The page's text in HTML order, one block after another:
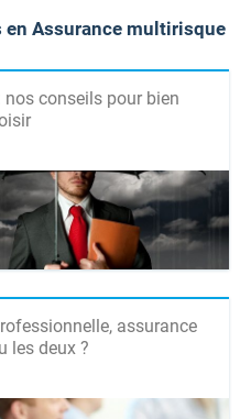
en Assurance multirisque
conseils pour bien
assurance
les deux ?